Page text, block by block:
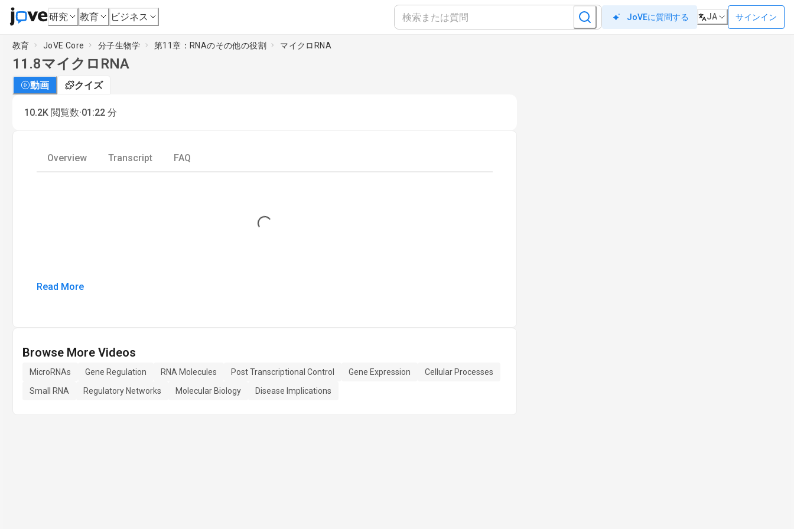
研究 教育 ビジネス JoVEに質問する JA サインイン
教育 JoVE Core 分子生物学 第11章：RNAのその他の役割 マイクロRNA
11.8マイクロRNA
動画 クイズ
10.2K 閲覧数·01:22 分
Overview Transcript FAQ
Loading...
Read More
Browse More Videos
MicroRNAs Gene Regulation RNA Molecules Post Transcriptional Control Gene Expression
Cellular Processes
Small RNA
Regulatory Networks Molecular Biology Disease Implications